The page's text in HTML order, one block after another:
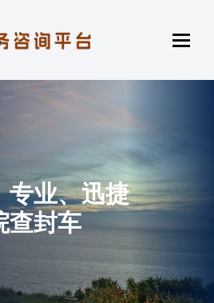
专业、迅捷
查封车